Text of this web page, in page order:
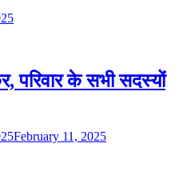
परिवार के सभी सदस्यों
February 11, 2025